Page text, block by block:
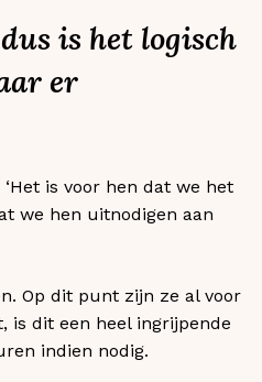
is het logisch
er
is voor hen dat we het
we hen uitnodigen aan
Op dit punt zijn ze al voor
is dit een heel ingrijpende
indien nodig.